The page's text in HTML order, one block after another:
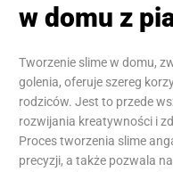
w domu z
Tworzenie slime w domu,
golenia, oferuje szereg
rodziców. Jest to przede
rozwijania kreatywności i
Proces tworzenia slime
precyzji, a także pozwala